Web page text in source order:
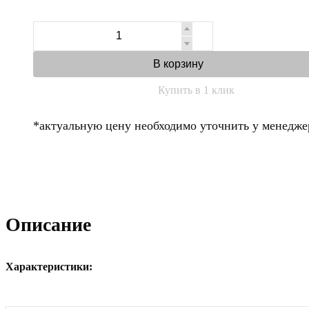
В корзину
Купить в 1 клик
*актуальную цену необходимо уточнить у
Описание
Характеристики: